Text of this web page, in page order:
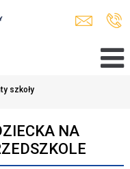
szkoły
NA